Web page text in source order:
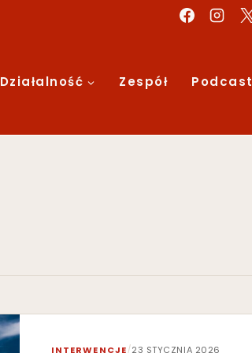
Działalność Zespół Podcast
INTERWENCJE/23 STYCZNIA 2026